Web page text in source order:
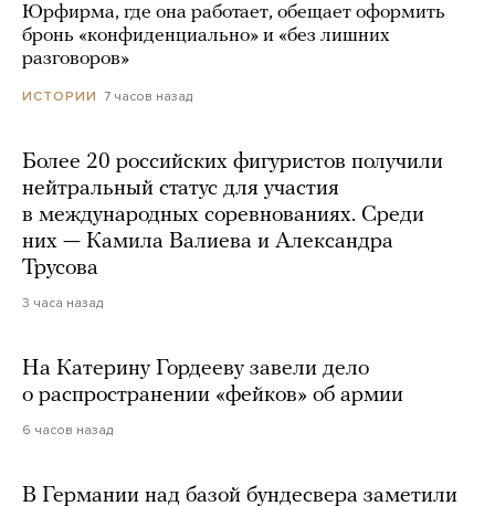
Юрфирма, где она работает, обещает оформить
бронь «конфиденциально» и «без лишних
разговоров»
ИСТОРИИ 7 часов назад
Более 20 российских фигуристов получили
нейтральный статус для участия
в международных соревнованиях. Среди
них — Камила Валиева и Александра
Трусова
3 часа назад
На Катерину Гордееву завели дело
о распространении «фейков» об армии
6 часов назад
В Германии над базой бундесвера заметили